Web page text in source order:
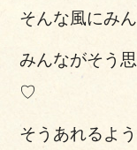
そんな風にみ
みんながそう
♡
そうあれるよ